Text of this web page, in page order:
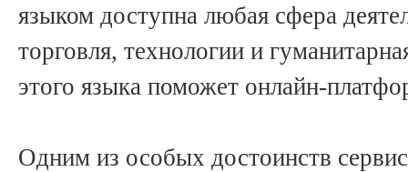
языком доступна любая сфера
торговля, технологии и
этого языка поможет онлайн-
Одним из особых достоинств